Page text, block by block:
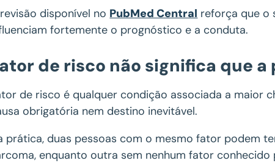
disponível no PubMed Central reforça que o
fortemente o prognóstico e a conduta.
de risco não significa que
de risco é qualquer condição associada a maior
obrigatória nem destino inevitável.
prática, duas pessoas com o mesmo fator podem
enquanto outra sem nenhum fator